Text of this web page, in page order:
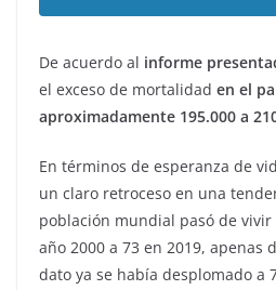
De acuerdo al informe
el exceso de mortalidad en el
aproximadamente 195.000 a
En términos de esperanza de
un claro retroceso en una
población mundial pasó de
año 2000 a 73 en 2019, apenas
dato ya se había desplomado a